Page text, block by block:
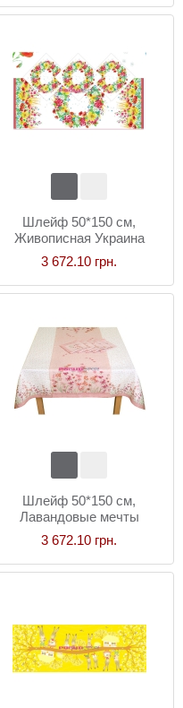
Шлейф 50*150 см,
Живописная Украина
3 672.10 грн.
Шлейф 50*150 см,
Лавандовые мечты
3 672.10 грн.